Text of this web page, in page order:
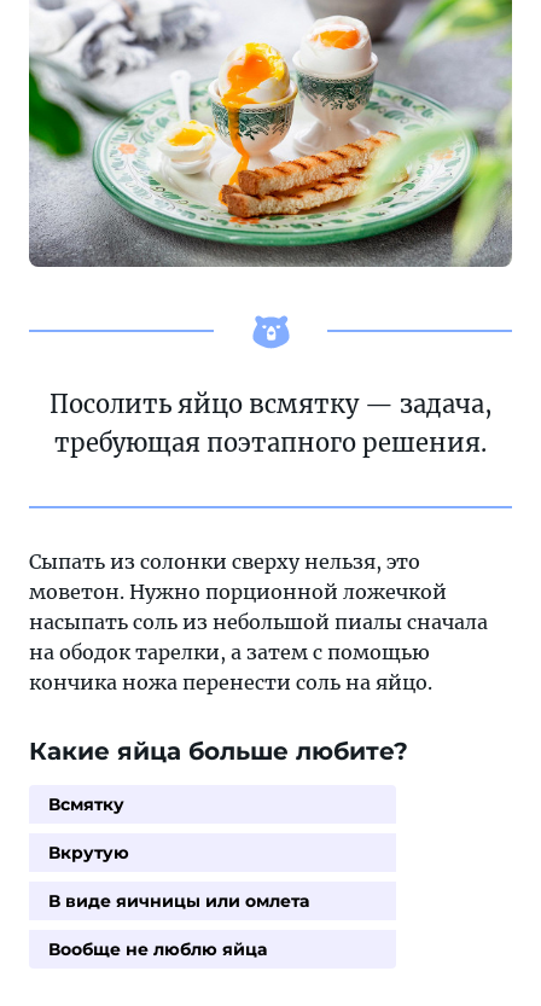
Посолить яйцо всмятку — задача,
требующая поэтапного решения.
Сыпать из солонки сверху нельзя, это
моветон. Нужно порционной ложечкой
насыпать соль из небольшой пиалы сначала
на ободок тарелки, а затем с помощью
кончика ножа перенести соль на яйцо.
Какие яйца больше любите?
Всмятку
Вкрутую
В виде яичницы или омлета
Вообще не люблю яйца